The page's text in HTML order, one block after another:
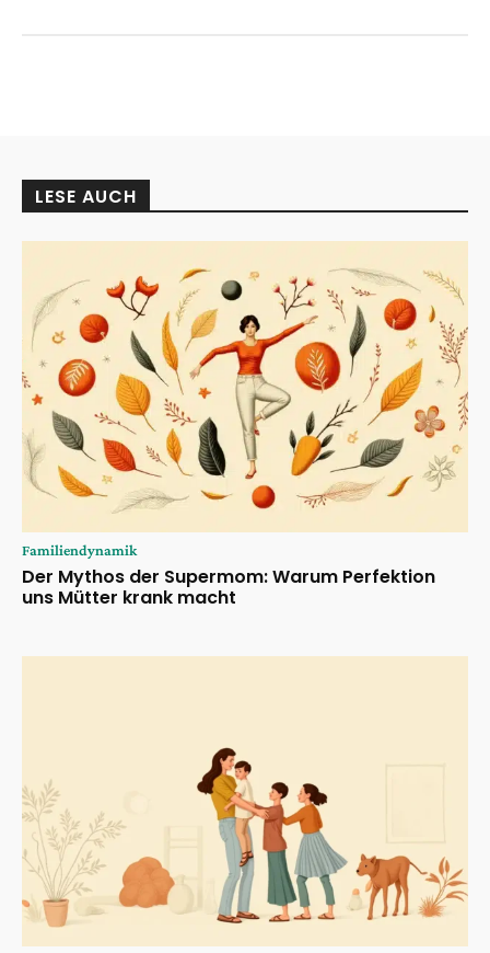
LESE AUCH
Familiendynamik
Der Mythos der Supermom: Warum Perfektion
uns Mütter krank macht